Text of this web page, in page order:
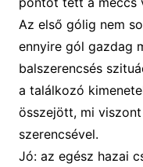
Az első gólig nem
ennyire gól gazdag
balszerencsés
a találkozó
összejött, mi
szerencsével.
Jó: az egész hazai